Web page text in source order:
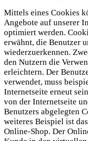
Mittels eines Cookies
Angebote auf unserer
optimiert werden.
erwähnt, die Benutzer
wiederzuerkennen.
den Nutzern die
erleichtern. Der
verwendet, muss
Internetseite erneut
von der Internetseite
Benutzers abgelegten
weiteres Beispiel ist
Online-Shop. Der